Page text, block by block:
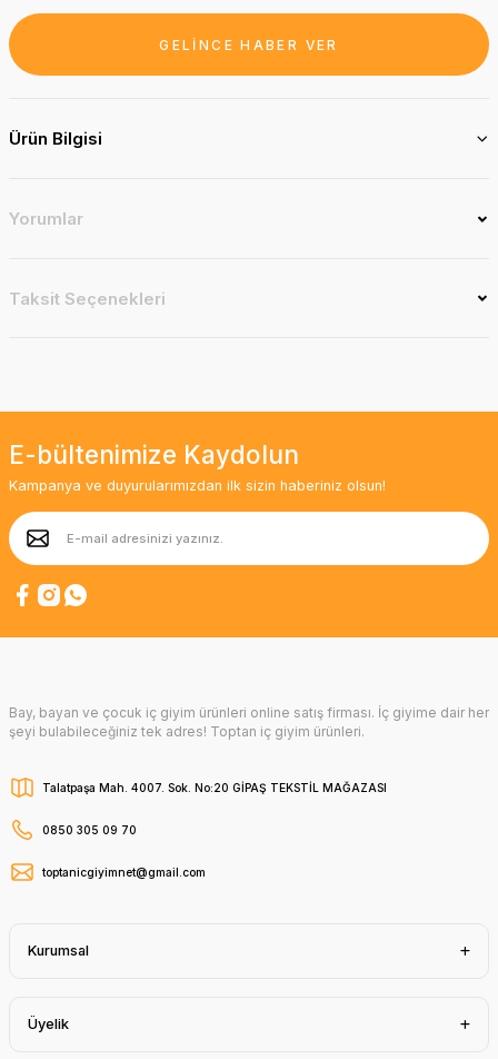
GELİNCE HABER VER
Ürün Bilgisi
Yorumlar
Taksit Seçenekleri
E-bültenimize Kaydolun
Kampanya ve duyurularımızdan ilk sizin haberiniz olsun!
Bay, bayan ve çocuk iç giyim ürünleri online satış firması. İç giyime dair her
şeyi bulabileceğiniz tek adres! Toptan iç giyim ürünleri.
Talatpaşa Mah. 4007. Sok. No:20 GİPAŞ TEKSTİL MAĞAZASI
0850 305 09 70
toptanicgiyimnet@gmail.com
Kurumsal
Üyelik